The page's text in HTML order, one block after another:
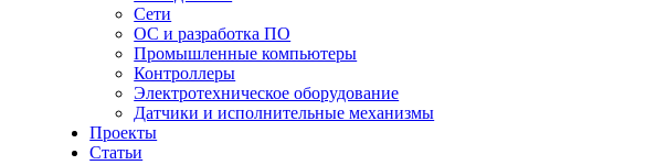
Сети
ОС и разработка ПО
Промышленные компьютеры
Контроллеры
Электротехническое оборудование
Датчики и исполнительные механизмы
Проекты
Статьи